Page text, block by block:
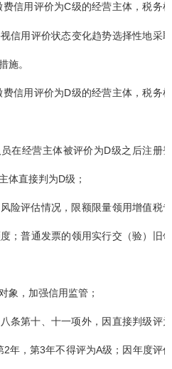
信用评价为C级的经营主体，税务
信用评价状态变化趋势选择性地采取
施。
信用评价为D级的经营主体，税务
员在经营主体被评价为D级之后注册登
体直接判为D级；
风险评估情况，限额限量领用增值税专
；普通发票的领用实行交（验）旧领
象，加强信用监管；
八条第十、十一项外，因直接判级评为
2年，第3年不得评为A级；因年度评价